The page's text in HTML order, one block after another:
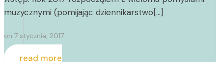
muzycznymi (pomijając dziennikarstwo[…]
on 7 stycznia, 2017
read more